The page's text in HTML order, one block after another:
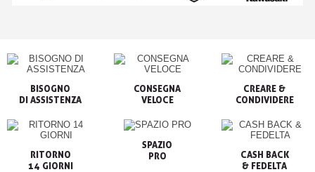
BISOGNO
CONSEGNA
VELOCE
CREARE &
CONDIVIDERE
RITORNO
14 GIORNI
SPAZIO
PRO
CASH BACK
& FEDELTA